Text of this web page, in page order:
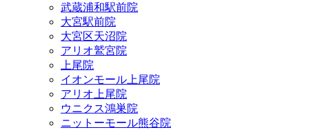
武蔵浦和駅前院
大宮駅前院
大宮区天沼院
アリオ鷲宮院
上尾院
イオンモール上尾院
アリオ上尾院
ウニクス鴻巣院
ニットーモール熊谷院